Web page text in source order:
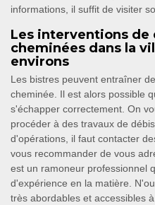
informations, il suffit de visiter
Les interventions de
cheminées dans la
environs
Les bistres peuvent entraîner
cheminée. Il est alors possible
s'échapper correctement. On
procéder à des travaux de
d'opérations, il faut contacter
vous recommander de vous
est un ramoneur professionnel
d'expérience en la matière.
très abordables et accessibles